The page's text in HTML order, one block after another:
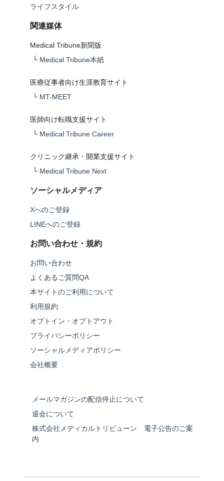
ライフスタイル
関連媒体
Medical Tribune新聞版
└ Medical Tribune本紙
医療従事者向け生涯教育サイト
└ MT-MEET
医師向け転職支援サイト
└ Medical Tribune Career
クリニック継承・開業支援サイト
└ Medical Tribune Next
ソーシャルメディア
Xへのご登録
LINEへのご登録
お問い合わせ・規約
お問い合わせ
よくあるご質問QA
本サイトのご利用について
利用規約
オプトイン・オプトアウト
プライバシーポリシー
ソーシャルメディアポリシー
会社概要
メールマガジンの配信停止について
退会について
株式会社メディカルトリビューン 電子公告のご案
内